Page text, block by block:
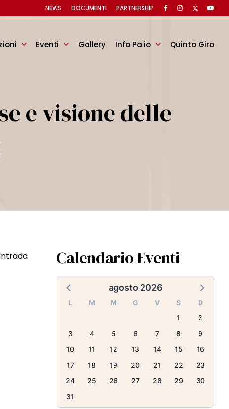
Eventi Gallery Info Palio Quinto Giro
NEWS DOCUMENTI PARTNERSHIP
e visione delle
Calendario Eventi
agosto 2026
L M M G V S
D
1
2
3
4 5 6 7 8
9
10
11 12 13 14 15
16
17
18 19 20 21 22
23
24
25 26 27 28 29
30
31